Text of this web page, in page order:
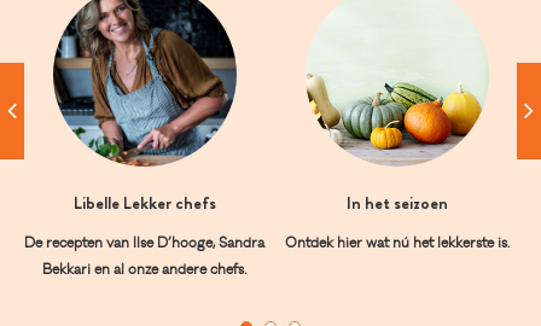
Libelle Lekker chefs
De recepten van Ilse D’hooge, Sandra
Bekkari en al onze andere chefs.
In het seizoen
Ontdek hier wat nú het lekkerste is.